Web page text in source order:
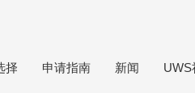
择 申请指南 新闻 UWS